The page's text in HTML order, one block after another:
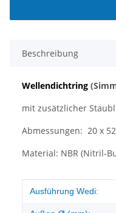
Beschreibung
Wellendichtring
mit zusätzlicher
Abmessungen: 20 x
Material: NBR (Nitril-
Produkteigenschaft
Wert
Ausführung Wedi: